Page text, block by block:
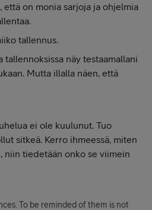
on monia sarjoja ja ohjelmia
tallennus.
tallennoksissa näy testaamallani
Mutta illalla näen, että
ei ole kuulunut. Tuo
sitkeä. Kerro ihmeessä, miten
niin tiedetään onko se viimein
To be reminded of them is not